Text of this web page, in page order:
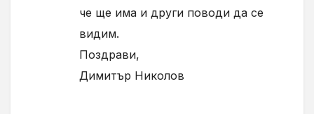
че ще има и други поводи да се
видим.
Поздрави,
Димитър Николов